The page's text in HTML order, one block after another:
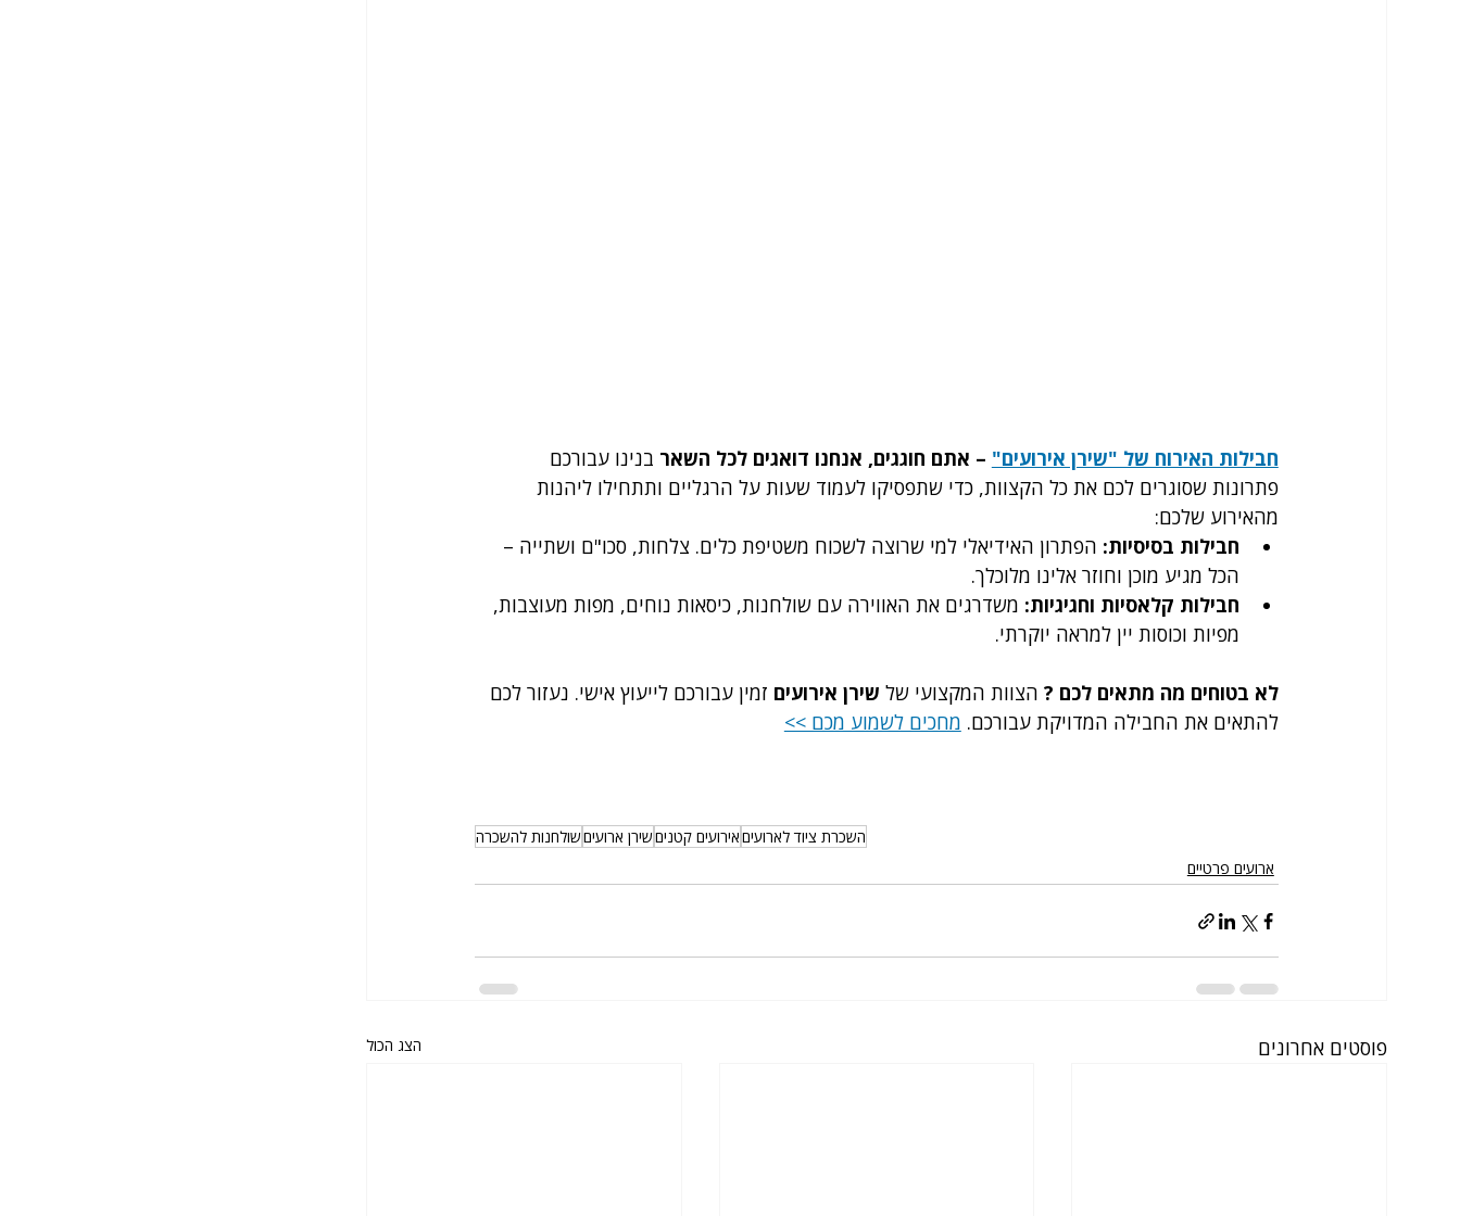
חבילות האירוח של "שירן אירועים" – אתם חוגגים, אנחנו דואגים לכל השאר בנינו עבורכם
פתרונות שסוגרים לכם את כל הקצוות, כדי שתפסיקו לעמוד שעות על הרגליים ותתחילו ליהנות
מהאירוע שלכם:
חבילות בסיסיות: הפתרון האידיאלי למי שרוצה לשכוח משטיפת כלים. צלחות, סכו"ם ושתייה –
הכל מגיע מוכן וחוזר אלינו מלוכלך.
חבילות קלאסיות וחגיגיות: משדרגים את האווירה עם שולחנות, כיסאות נוחים, מפות מעוצבות,
מפיות וכוסות יין למראה יוקרתי.
לא בטוחים מה מתאים לכם ? הצוות המקצועי של שירן אירועים זמין עבורכם לייעוץ אישי. נעזור לכם
להתאים את החבילה המדויקת עבורכם. מחכים לשמוע מכם >>
השכרת ציוד לארועיםאירועים קטניםשירן ארועיםשולחנות להשכרה
ארועים פרטיים
פוסטים אחרונים הצג הכול